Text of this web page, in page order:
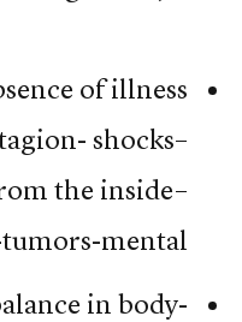
of illness
shocks–
the inside–
mental.
in body-